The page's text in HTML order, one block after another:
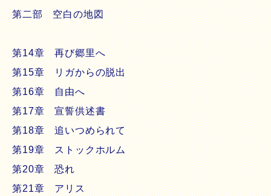
第二部 空白の地図
第14章 再び郷里へ
第15章 リガからの脱出
第16章 自由へ
第17章 宣誓供述書
第18章 追いつめられて
第19章 ストックホルム
第20章 恐れ
第21章 アリス